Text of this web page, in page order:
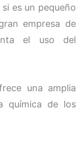
es un pequeño
empresa de
el uso del
una amplia
química de los